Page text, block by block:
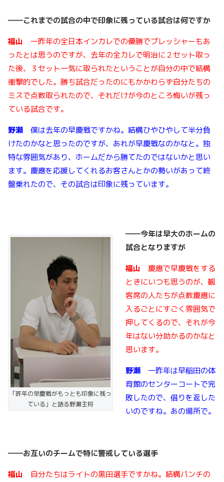
――これまでの試合の中で印象に残っている試合は何ですか
福山 一昨年の全日本インカレでの優勝でプレッシャーもあ
ったとは思うのですが、去年の全カレで明治に２セット取っ
た後、３セット一気に取られたということが自分の中で結構
衝撃的でした。勝ち試合だったのにもかかわらず自分たちの
ミスで点数取られたので、それだけが今のところ悔いが残っ
ている試合です。
野瀬 僕は去年の早慶戦ですかね。結構ひやひやして半分負
けたのかなと思ったのですが、あれが早慶戦なのかなと。独
特な雰囲気があり、ホームだから勝てたのではないかと思い
ます。慶應を応援してくれるお客さんとかの勢いがあって終
盤乗れたので、その試合は印象に残っています。
「昨年の早慶戦がもっとも印象に残っ
ている」と語る野瀬主将
――今年は早大のホームの
試合となりますが
福山 慶應で早慶戦をする
ときにいつも思うのが、観
客席の人たちが点数慶應に
入るごとにすごく雰囲気で
押してくるので、それが今
年はない分助かるのかなと
思います。
野瀬 一昨年は早稲田の体
育館のセンターコートで完
敗したので、借りを返した
いのですね。あの場所で。
――お互いのチームで特に警戒している選手
福山 自分たちはライトの黒田選手ですかね。結構パンチの